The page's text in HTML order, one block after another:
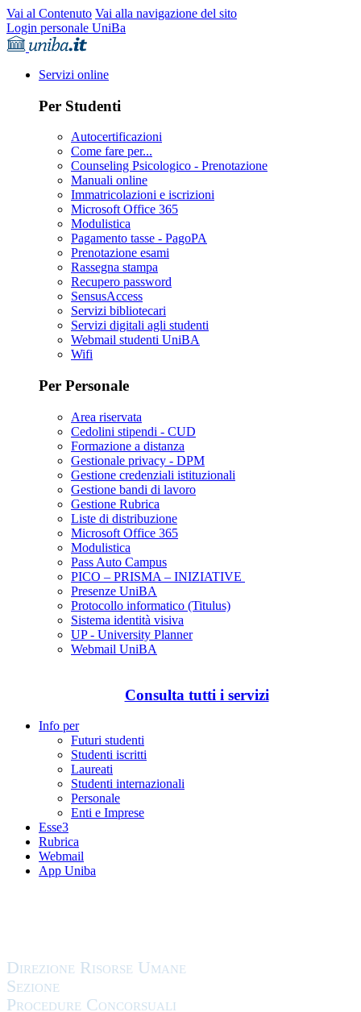
Vai al Contenuto Vai alla navigazione del sito
Login personale UniBa
Servizi online
Per Studenti
Autocertificazioni
Come fare per...
Counseling Psicologico - Prenotazione
Manuali online
Immatricolazioni e iscrizioni
Microsoft Office 365
Modulistica
Pagamento tasse - PagoPA
Prenotazione esami
Rassegna stampa
Recupero password
SensusAccess
Servizi bibliotecari
Servizi digitali agli studenti
Webmail studenti UniBA
Wifi
Per Personale
Area riservata
Cedolini stipendi - CUD
Formazione a distanza
Gestionale privacy - DPM
Gestione credenziali istituzionali
Gestione bandi di lavoro
Gestione Rubrica
Liste di distribuzione
Microsoft Office 365
Modulistica
Pass Auto Campus
PICO – PRISMA – INIZIATIVE
Presenze UniBA
Protocollo informatico (Titulus)
Sistema identità visiva
UP - University Planner
Webmail UniBA
Consulta tutti i servizi
Info per
Futuri studenti
Studenti iscritti
Laureati
Studenti internazionali
Personale
Enti e Imprese
Esse3
Rubrica
Webmail
App Uniba